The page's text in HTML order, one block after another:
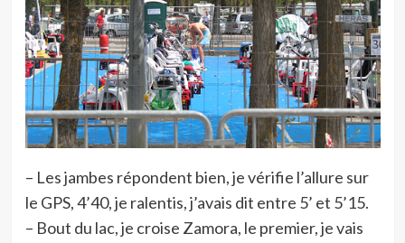
– Les jambes répondent bien, je vérifie l’allure sur
le GPS, 4’40, je ralentis, j’avais dit entre 5’ et 5’15.
– Bout du lac, je croise Zamora, le premier, je vais